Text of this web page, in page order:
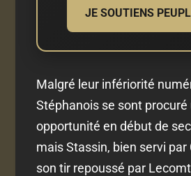
JE SOUTIENS
Malgré leur infériorité
Stéphanois se sont
opportunité en début de
mais Stassin, bien servi par
son tir repoussé par